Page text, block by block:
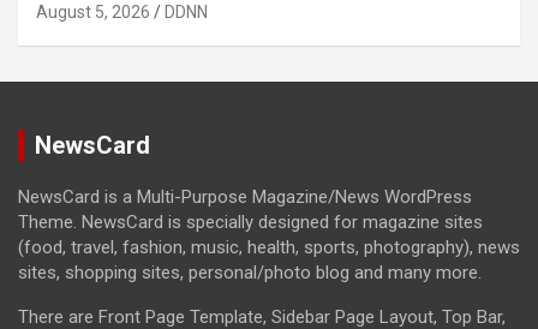
August 5, 2026 DDNN
NewsCard
NewsCard is a Multi-Purpose Magazine/News WordPress
Theme. NewsCard is specially designed for magazine sites
(food, travel, fashion, music, health, sports, photography), news
sites, shopping sites, personal/photo blog and many more.
There are Front Page Template, Sidebar Page Layout, Top Bar,